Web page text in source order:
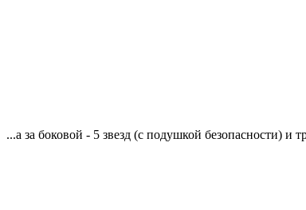
...а за боковой - 5 звезд (с подушкой безопасности) и